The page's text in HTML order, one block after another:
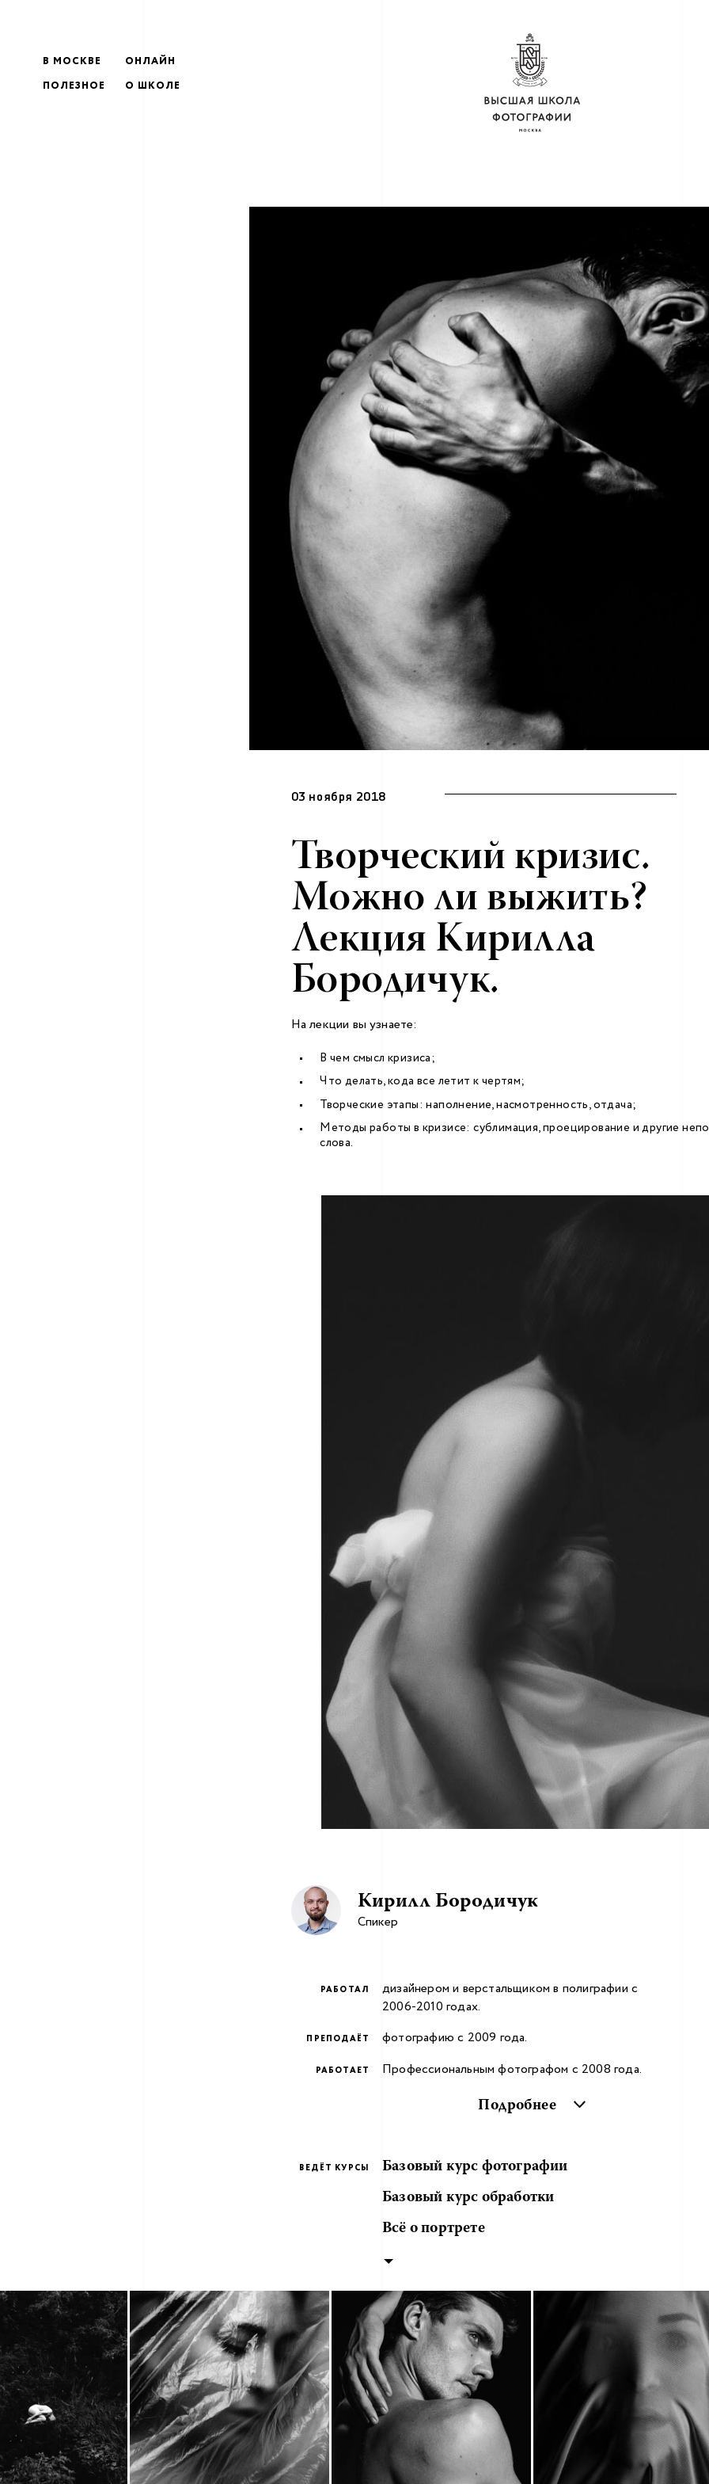
В МОСКВЕ ОНЛАЙН
ПОЛЕЗНОЕ О ШКОЛЕ
03 ноября 2018
Творческий кризис.
Можно ли выжить?
Лекция Кирилла
Бородичук.
На лекции вы узнаете:
В чем смысл кризиса;
Что делать, кода все летит к чертям;
Творческие этапы: наполнение, насмотренность, отдача;
Методы работы в кризисе: сублимация, проецирование и другие
слова.
Кирилл Бородичук
Спикер
РАБОТАЛ
дизайнером и верстальщиком в полиграфии с
2006-2010 годах.
ПРЕПОДАЁТ фотографию с 2009 года.
РАБОТАЕТ Профессиональным фотографом с 2008 года.
Подробнее
ВЕДЁТ КУРСЫ Базовый курс фотографии
Базовый курс обработки
Всё о портрете